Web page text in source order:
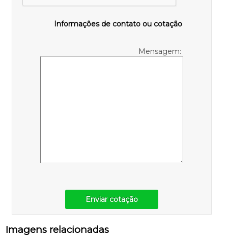
Informações de contato ou cotação
Mensagem:
Enviar cotação
Imagens relacionadas